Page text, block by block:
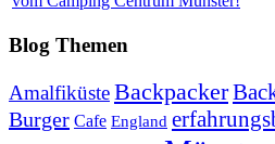
Blog Themen
AmalfiküsteBackpacker
Burger Cafe England